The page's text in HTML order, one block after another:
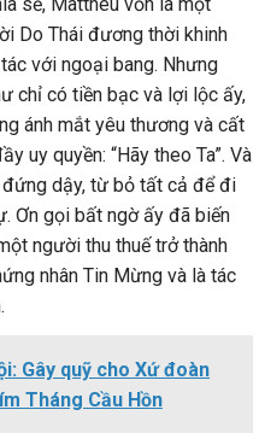
Do Thái đương thời khinh
với ngoại bang. Nhưng
chỉ có tiền bạc và lợi lộc ấy,
ánh mắt yêu thương và cất
uy quyền: “Hãy theo Ta”. Và
dậy, từ bỏ tất cả để đi
Ơn gọi bất ngờ ấy đã biến
người thu thuế trở thành
nhân Tin Mừng và là tác
Gây quỹ cho Xứ đoàn
Tháng Cầu Hồn